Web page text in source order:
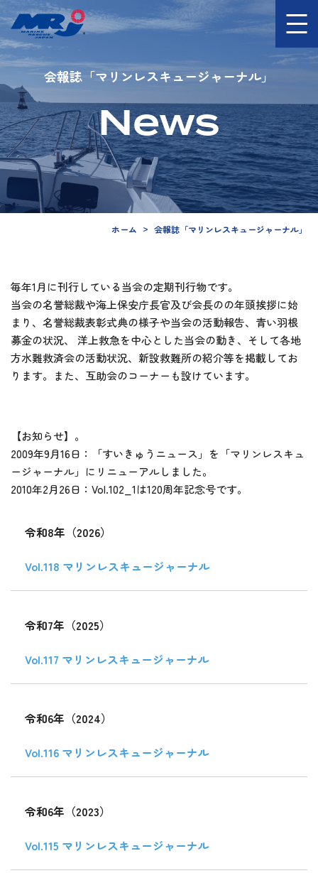
会報誌「マリンレスキュージャーナル」
News
ホーム 会報誌「マリンレスキュージャーナル」
毎年1月に刊行している当会の定期刊行物です。
当会の名誉総裁や海上保安庁長官及び会長のの年頭挨拶に始
まり、名誉総裁表彰式典の様子や当会の活動報告、青い羽根
募金の状況、 洋上救急を中心とした当会の動き、そして各地
方水難救済会の活動状況、新設救難所の紹介等を掲載してお
ります。また、互助会のコーナーも設けています。
【お知らせ】。
2009年9月16日：「すいきゅうニュース」を「マリンレスキュ
ージャーナル」にリニューアルしました。
2010年2月26日：Vol.102_1は120周年記念号です。
令和8年（2026）
Vol.118 マリンレスキュージャーナル
令和7年（2025）
Vol.117 マリンレスキュージャーナル
令和6年（2024）
Vol.116 マリンレスキュージャーナル
令和6年（2023）
Vol.115 マリンレスキュージャーナル